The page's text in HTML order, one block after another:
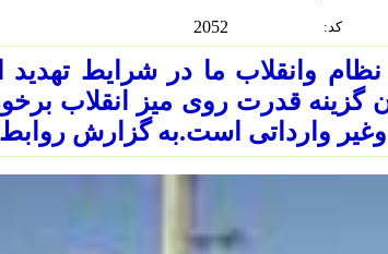
2052 :كد
وانقلاب ما در شرایط تهدید
قدرت روی میز انقلاب
وارداتی است.به گزارش